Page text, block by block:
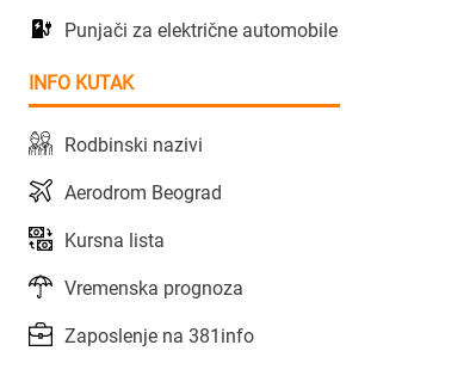
Punjači za električne automobile
INFO KUTAK
Rodbinski nazivi
Aerodrom Beograd
Kursna lista
Vremenska prognoza
Zaposlenje na 381info